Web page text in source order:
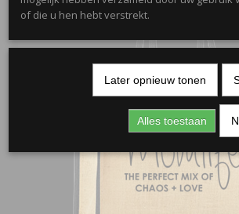
of die u hen hebt verstrekt.
Later opnieuw tonen
Alles toestaan